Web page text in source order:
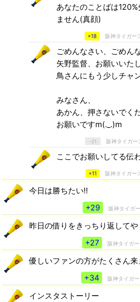
あなたのことばは
ません(真顔)
+18 阪神タイガー
ごめんなさい、ごめん
矢野監督、お願いいた
鳥さんにもう少しチャ
みなさん、
あかん、押さないでく
お願いですm(._.)m
-21 阪神タイガー
ここでお願いしてる伝
+11 阪神タイガー
今日は勝ちたい‼️
+29
阪神タイガ
昨日の借りをきっちり返してや
+27
阪神タイガー
優しいファンの方がたくさん来
+34
阪神タイガー
インスタストーリー